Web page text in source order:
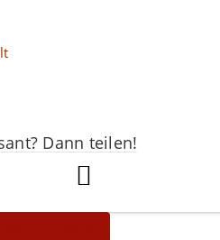
Dann teilen!